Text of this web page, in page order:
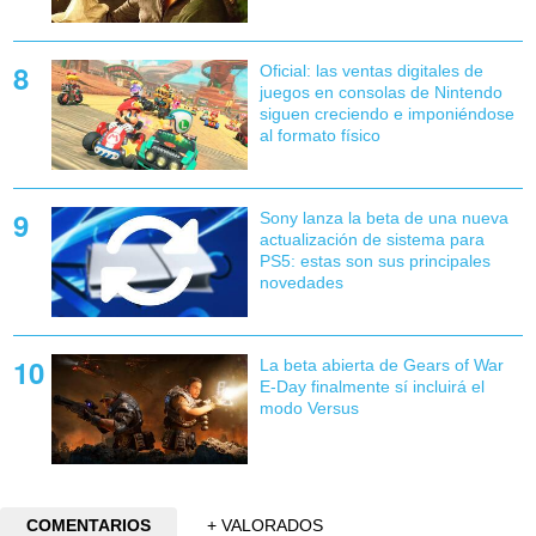
Oficial: las ventas digitales de
juegos en consolas de Nintendo
siguen creciendo e imponiéndose
al formato físico
Sony lanza la beta de una nueva
actualización de sistema para
PS5: estas son sus principales
novedades
La beta abierta de Gears of War
E-Day finalmente sí incluirá el
modo Versus
COMENTARIOS + VALORADOS